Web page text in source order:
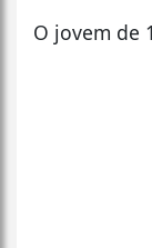
O jovem de